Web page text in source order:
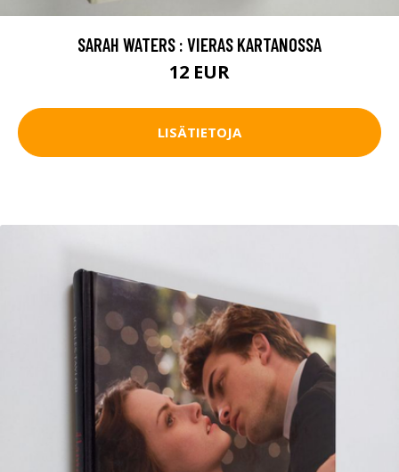
SARAH WATERS : VIERAS KARTANOSSA
12 EUR
LISÄTIETOJA